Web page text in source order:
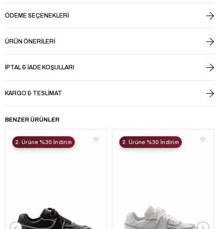
ÖDEME SEÇENEKLERI
ÜRÜN ÖNERILERI
İPTAL & İADE KOŞULLARI
KARGO & TESLIMAT
BENZER ÜRÜNLER
2. Ürüne %30 İndirim 2. Ürüne %30 İndirim